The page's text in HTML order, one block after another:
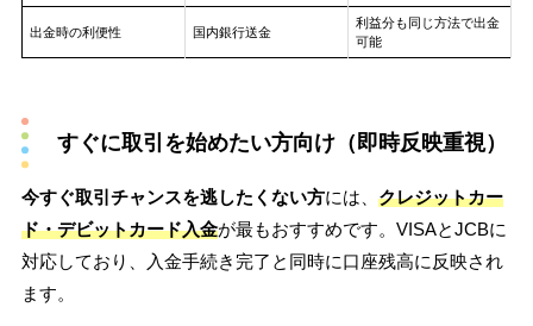
出金時の利便性 国内銀行送金
利益分も同じ方法で出金
可能
すぐに取引を始めたい方向け（即時反映重視）
今すぐ取引チャンスを逃したくない方には、 クレジットカー
ド・デビットカード入金が最もおすすめです。VISAとJCBに
対応しており、入金手続き完了と同時に口座残高に反映され
ます。